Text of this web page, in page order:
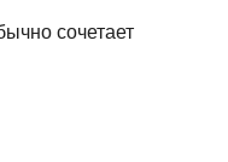
сочетает